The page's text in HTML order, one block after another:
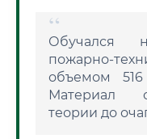
Обучался
пожарно-
объемом
Материал
теории до